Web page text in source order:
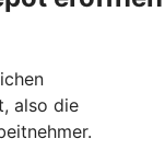
also die